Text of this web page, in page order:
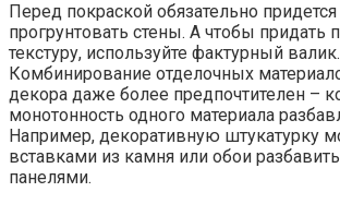
Перед покраской обязательно
прогрунтовать стены. А чтобы придать
текстуру, используйте фактурный валик.
Комбинирование отделочных
декора даже более предпочтителен –
монотонность одного материала
Например, декоративную штукатурку
вставками из камня или обои
панелями.